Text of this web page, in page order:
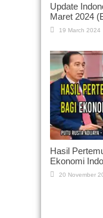
Update
Maret 2024
19 March 2024
Hasil
Ekonomi
20 November